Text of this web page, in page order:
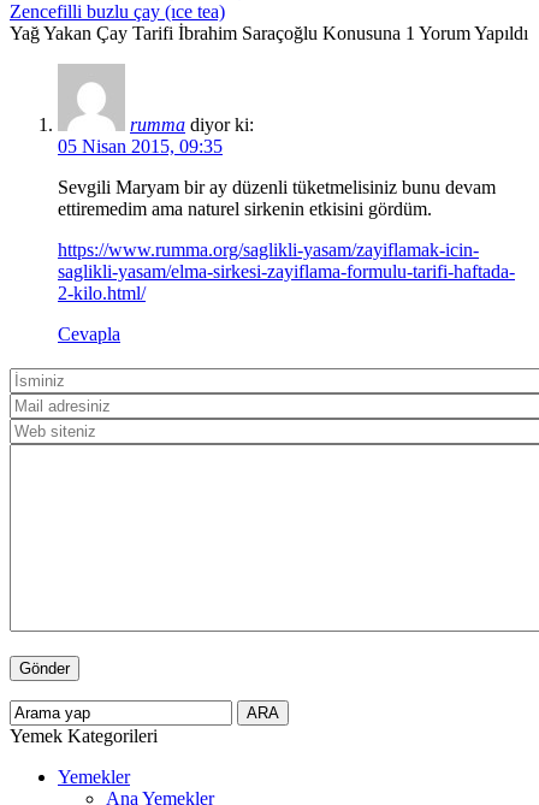
Zencefilli buzlu çay (ıce tea)
Yağ Yakan Çay Tarifi İbrahim Saraçoğlu Konusuna 1 Yorum Yapıldı
rumma diyor ki:
05 Nisan 2015, 09:35
Sevgili Maryam bir ay düzenli tüketmelisiniz bunu devam
ettiremedim ama naturel sirkenin etkisini gördüm.
https://www.rumma.org/saglikli-yasam/zayiflamak-icin-
saglikli-yasam/elma-sirkesi-zayiflama-formulu-tarifi-haftada-
2-kilo.html/
Cevapla
Yemek Kategorileri
Yemekler
Ana Yemekler